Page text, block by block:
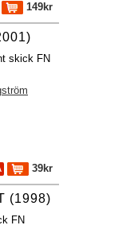
149kr
skick FN
39kr
(1998)
FN